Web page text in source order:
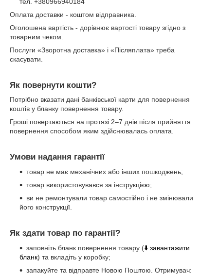
Оплата доставки - коштом відправника.
Оголошена вартість - дорівнює вартості товару згідно з
товарним чеком.
Послуги «Зворотна доставка» і «Післяплата» треба
скасувати.
Як повернути кошти?
Потрібно вказати дані банківської карти для повернення
коштів у бланку повернення товару.
Гроші повертаються на протязі 2–7 днів після прийняття
повернення способом яким здійснювалась оплата.
Умови надання гарантії
товар не має механічних або інших пошкоджень;
товар використовувався за інструкцією;
ви не ремонтували товар самостійно і не змінювали
його конструкції.
Як здати товар по гарантії?
заповніть бланк повернення товару (⬇️ завантажити
бланк) та вкладіть у коробку;
запакуйте та відправте Новою Поштою. Отримувач: